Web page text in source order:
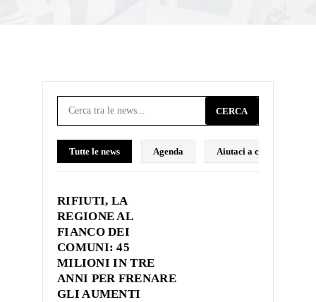
CERCA
Tutte le news Agenda Aiutaci a costruire il
RIFIUTI, LA
REGIONE AL
FIANCO DEI
COMUNI: 45
MILIONI IN TRE
ANNI PER FRENARE
GLI AUMENTI